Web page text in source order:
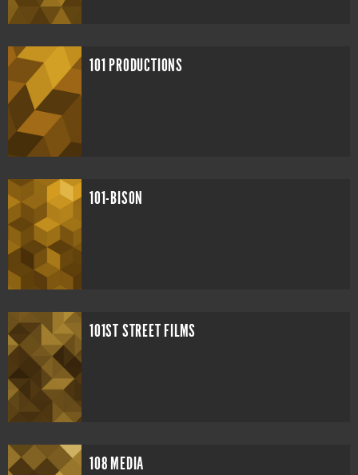
101 PRODUCTIONS
101-BISON
101ST STREET FILMS
108 MEDIA